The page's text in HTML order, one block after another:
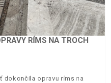
RÍMS NA TROCH
dokončila opravu ríms na